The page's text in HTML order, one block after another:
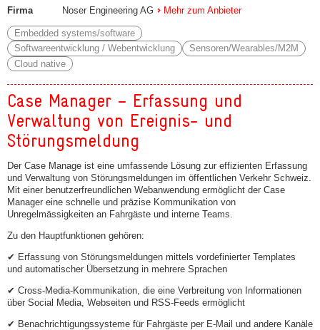
Firma Noser Engineering AG Mehr zum Anbieter
Embedded systems/software
Softwareentwicklung / Webentwicklung
Sensoren/Wearables/M2M
Cloud native
Case Manager – Erfassung und
Verwaltung von Ereignis- und
Störungsmeldung
Der Case Manage ist eine umfassende Lösung zur effizienten Erfassung
und Verwaltung von Störungsmeldungen im öffentlichen Verkehr Schweiz.
Mit einer benutzerfreundlichen Webanwendung ermöglicht der Case
Manager eine schnelle und präzise Kommunikation von
Unregelmässigkeiten an Fahrgäste und interne Teams.
Zu den Hauptfunktionen gehören:
✔ Erfassung von Störungsmeldungen mittels vordefinierter Templates
und automatischer Übersetzung in mehrere Sprachen
✔ Cross-Media-Kommunikation, die eine Verbreitung von Informationen
über Social Media, Webseiten und RSS-Feeds ermöglicht
✔ Benachrichtigungssysteme für Fahrgäste per E-Mail und andere Kanäle